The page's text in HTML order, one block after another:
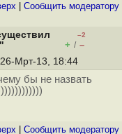
Cообщить модератору
–2
+ / –
Мрт-13, 18:44
бы не назвать
Cообщить модератору